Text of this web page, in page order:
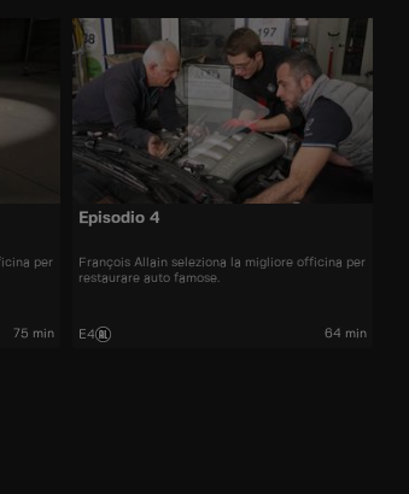
per
75 min
Episodio 4
François Allain seleziona la migliore officina per
restaurare auto famose.
E4 64 min